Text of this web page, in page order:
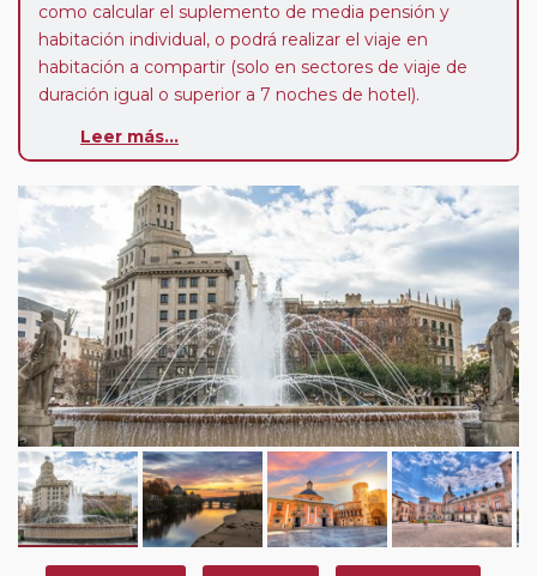
como calcular el suplemento de media pensión y
habitación individual, o podrá realizar el viaje en
habitación a compartir (solo en sectores de viaje de
duración igual o superior a 7 noches de hotel).
Paradas en Ruta:
su viaje, en la ciudad que desee por período de 1, 3, 4 o
7 noches según circuito y fechas de salida. Es
fundamental que el circuito tenga salida posterior a la
fecha escogida y permita la salida deseada. El
suplemento por parada efectuada es de 40 Euros/52
Dólares por persona. Si la parada se realiza para tomar
otro circuito del mismo proveedor no se abonará este
suplemento.
Pasajero Club:este circuito, en cualquier época del
año, ofrece a los pasajeros que ya hayan viajado con
nosotros en los últimos 3 años y que pertenezcan a
nuestro Club de Pasajeros (cuya obtención se realiza
tras rellenar el cuestionario de satisfacción en "Mi viaje")
Leer más...